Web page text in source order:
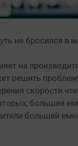
не бросился
на
решить
скорости
большая
большей